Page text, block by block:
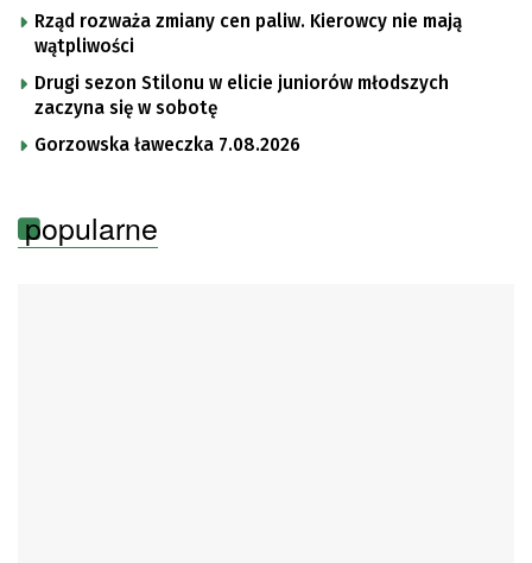
Rząd rozważa zmiany cen paliw. Kierowcy nie mają
wątpliwości
Drugi sezon Stilonu w elicie juniorów młodszych
zaczyna się w sobotę
Gorzowska ławeczka 7.08.2026
popularne